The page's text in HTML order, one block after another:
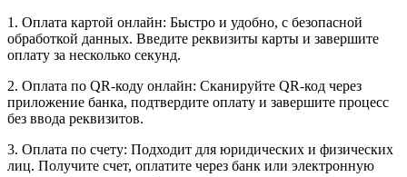
1. Оплата картой онлайн: Быстро и удобно, с безопасной
обработкой данных. Введите реквизиты карты и завершите
оплату за несколько секунд.
2. Оплата по QR-коду онлайн: Сканируйте QR-код через
приложение банка, подтвердите оплату и завершите процесс
без ввода реквизитов.
3. Оплата по счету: Подходит для юридических и физических
лиц. Получите счет, оплатите через банк или электронную